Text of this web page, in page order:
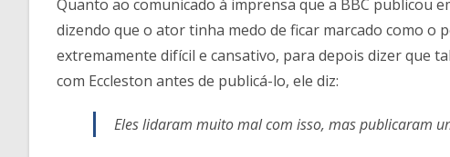
Quanto ao comunicado à imprensa que a BBC publicou
dizendo que o ator tinha medo de ficar marcado como o
extremamente difícil e cansativo, para depois dizer que
com Eccleston antes de publicá-lo, ele diz:
Eles lidaram muito mal com isso, mas publicaram